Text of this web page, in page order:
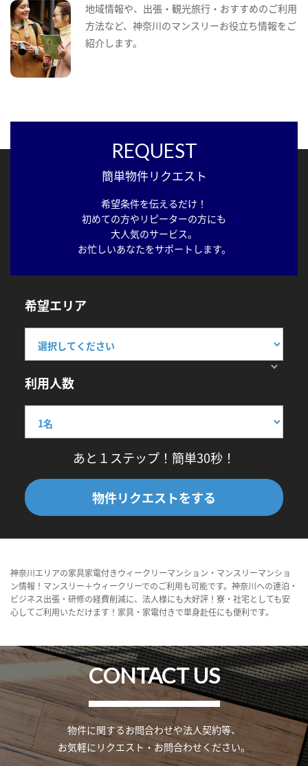
地域情報や、出張・観光旅行・おすすめのご利用
方法など、神奈川のマンスリーお役立ち情報をご
紹介します。
REQUEST
簡単物件リクエスト
希望条件を伝えるだけ！
初めての方やリピーターの方にも
大人気のサービス。
お忙しいあなたをサポートします。
希望エリア
利用人数
あと１ステップ！簡単30秒！
物件リクエストをする
神奈川エリアの家具家電付きウィークリーマンション・マンスリーマンショ
ン情報！マンスリー＋ウィークリーでのご利用も可能です。神奈川への連泊・
ビジネス出張・研修の経費削減に、法人様にも大好評！寮・社宅としても安
心してご利用いただけます！家具・家電付きで単身赴任にも便利です。
CONTACT US
物件に関するお問合わせや法人契約等、
お気軽にリクエスト・お問合わせください。